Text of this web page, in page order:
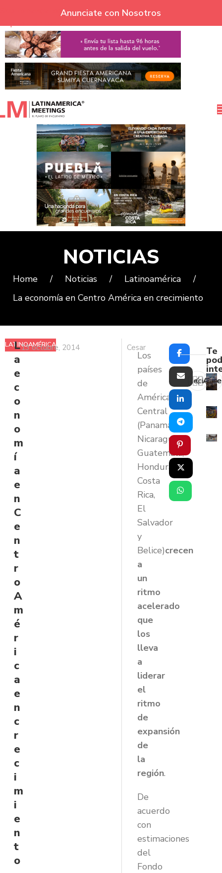
Skip to navigation
Skip to main content
Anunciate con Nosotros
NOTICIAS
Home / Noticias / Latinoamérica
/
La economía en Centro América en crecimiento
LATINOAMÉRICA
L
a
e
c
o
n
o
m
í
a
e
n
C
e
n
t
r
o
A
m
é
r
i
c
a
e
n
c
r
e
c
i
m
i
e
n
t
o
13 octubre, 2014 Cesar
Los
países
de
América
Central
(Panamá,
Nicaragua,
Guatemala,
Honduras,
Costa
Rica,
El
Salvador
y
Belice)crecen
a
un
ritmo
acelerado
que
los
lleva
a
liderar
el
ritmo
de
expansión
de
la
región.
De
acuerdo
con
estimaciones
del
Fondo
Reciente
Te